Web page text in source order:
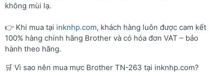
không mùi lạ.
👉 Khi mua tại inknhp.com, khách hàng luôn được cam kết
100% hàng chính hãng Brother và có hóa đơn VAT – bảo
hành theo hãng.
🛒 Vì sao nên mua mực Brother TN-263 tại inknhp.com?